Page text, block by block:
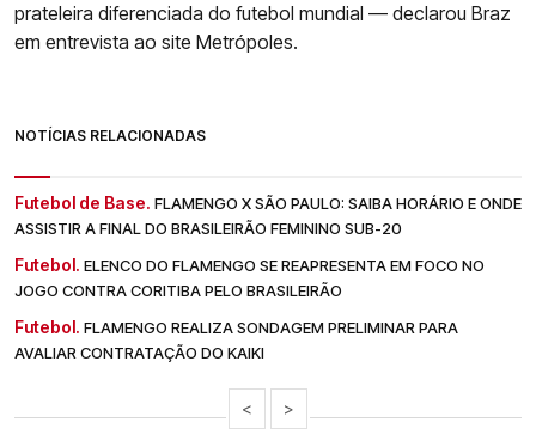
prateleira diferenciada do futebol mundial — declarou Braz
em entrevista ao site Metrópoles.
NOTÍCIAS RELACIONADAS
Futebol de Base. FLAMENGO X SÃO PAULO: SAIBA HORÁRIO E ONDE
ASSISTIR A FINAL DO BRASILEIRÃO FEMININO SUB-20
Futebol. ELENCO DO FLAMENGO SE REAPRESENTA EM FOCO NO
JOGO CONTRA CORITIBA PELO BRASILEIRÃO
Futebol. FLAMENGO REALIZA SONDAGEM PRELIMINAR PARA
AVALIAR CONTRATAÇÃO DO KAIKI
< >